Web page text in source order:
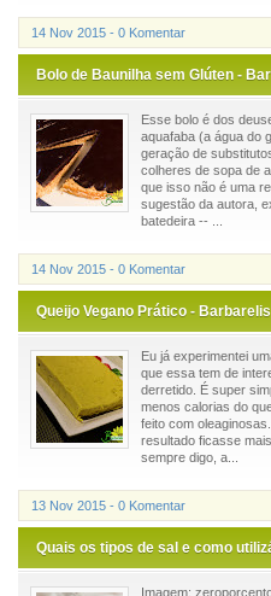
14 Nov 2015 - 0 Komentar
Bolo de Baunilha sem Glúten -
Esse bolo é dos
aquafaba (a água do
geração de
colheres de sopa de
que isso não é uma
sugestão da autora,
batedeira -- ...
14 Nov 2015 - 0 Komentar
Queijo Vegano Prático -
Eu já experimentei
que essa tem de
derretido. É super
menos calorias do
feito com
resultado ficasse
sempre digo, a...
13 Nov 2015 - 0 Komentar
Quais os tipos de sal e como
Imagem: